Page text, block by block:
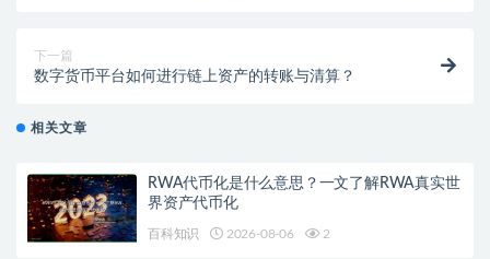
下一篇
数字货币平台如何进行链上资产的转账与清算？
相关文章
RWA代币化是什么意思？一文了解RWA真实世
界资产代币化
百科知识 2026-08-06 2